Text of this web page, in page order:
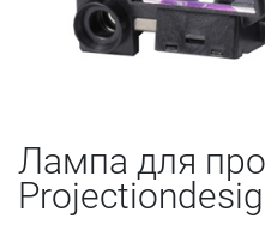
Лампа для